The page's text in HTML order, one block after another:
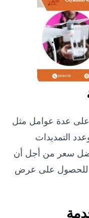
على عدة عوامل مثل
التمديدات
سعر من أجل أن
للحصول على عرض